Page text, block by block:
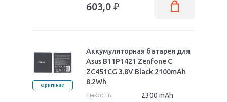
603,0 ₽
Оригинал
Аккумуляторная батарея для
Asus B11P1421 Zenfone C
ZC451CG 3.8V Black 2100mAh
8.2Wh
Емкость 2300 mAh